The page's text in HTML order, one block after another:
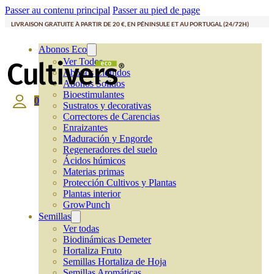
Passer au contenu principal Passer au pied de page
LIVRAISON GRATUITE À PARTIR DE 20 €, EN PÉNINSULE ET AU PORTUGAL (24/72H)
Abonos Eco
Ver Todos
Abonos Líquidos
Abonos Solidos
Bioestimulantes
Sustratos y decorativas
Correctores de Carencias
Enraizantes
Maduración y Engorde
Regeneradores del suelo
Ácidos húmicos
Materias primas
Protección Cultivos y Plantas
Plantas interior
GrowPunch
Semillas
Ver todas
Biodinámicas Demeter
Hortaliza Fruto
Semillas Hortaliza de Hoja
0